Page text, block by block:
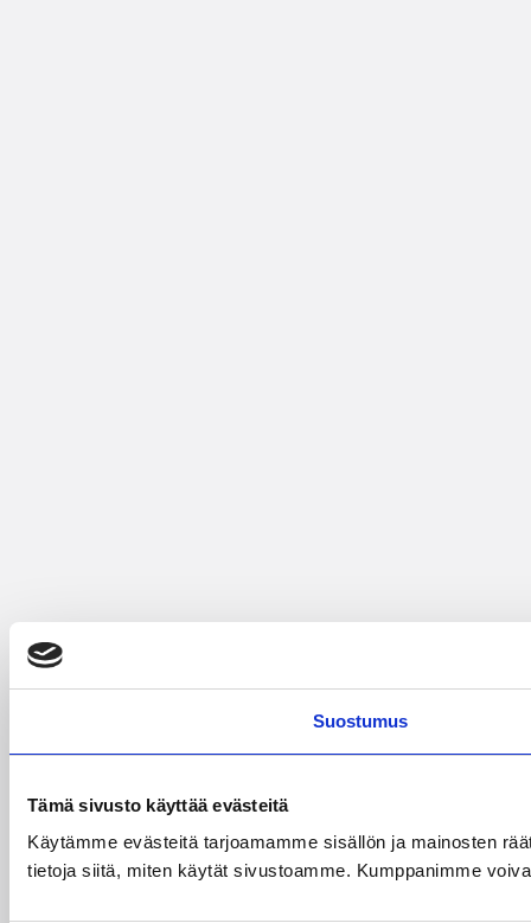
Suostumus
Tämä sivusto käyttää evästeitä
Käytämme evästeitä tarjoamamme sisällön ja mainosten
tietoja siitä, miten käytät sivustoamme. Kumppanimme